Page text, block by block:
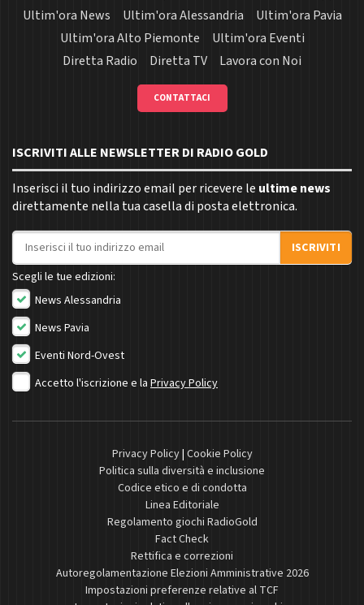
Ultim'ora News
Ultim'ora Alessandria
Ultim'ora Pavia
Ultim'ora Alto Piemonte
Ultim'ora Eventi
Diretta Radio
Diretta TV Lavora con Noi
CONTATTACI
ISCRIVITI ALLE NEWSLETTER DI RADIO GOLD
Inserisci il tuo indirizzo email per ricevere le ultime news
direttamente nella tua casella di posta elettronica.
Indirizzo email
ISCRIVITI
Scegli le tue edizioni:
News Alessandria
News Pavia
Eventi Nord-Ovest
Accetto l'iscrizione e la Privacy Policy
Privacy Policy| Cookie Policy
Politica sulla diversità e inclusione
Codice etico e di condotta
Linea Editoriale
Regolamento giochi RadioGold
Fact Check
Rettifica e correzioni
Autoregolamentazione Elezioni Amministrative 2026
Impostazioni preferenze relative al TCF